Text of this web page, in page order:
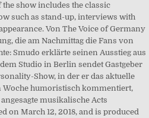
show includes the classic
such as stand-up, interviews with
Von The Voice of Germany
die am Nachmittag die Fans von
Smudo erklärte seinen Ausstieg aus
Studio in Berlin sendet Gastgeber
Show, in der er das aktuelle
Woche humoristisch kommentiert,
musikalische Acts
on March 12, 2018, and is produced